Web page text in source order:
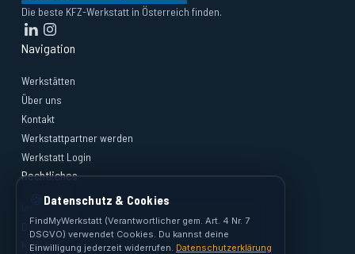
Die beste KFZ-Werkstatt in Österreich finden.
Navigation
Werkstätten
Über uns
Kontakt
Werkstattpartner werden
Werkstatt Login
Rechtliches
Impressum
Datenschutz
Kontakt
🍪 Datenschutz & Cookies
FindMyWerkstatt (Verantwortlicher gem. Art. 4 Nr. 7
DSGVO) verwendet Cookies. Du kannst deine
Einwilligung jederzeit widerrufen. Datenschutzerklärung